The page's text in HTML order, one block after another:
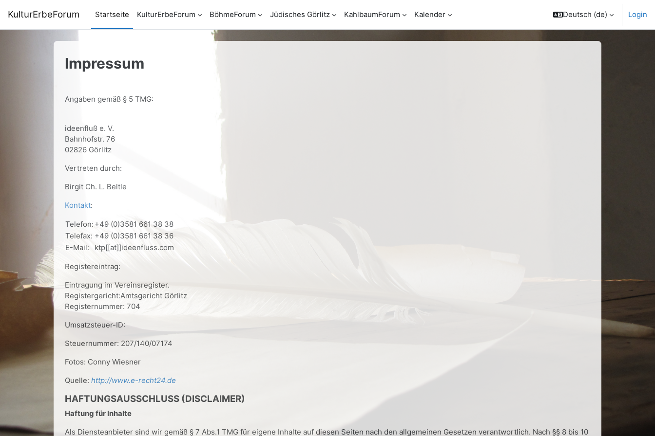
KulturErbeForum Startseite KulturErbeForum BöhmeForum Jüdisches Görlitz KahlbaumForum Kalender Deutsch ‎(de)‎ Login
Impressum
Angaben gemäß § 5 TMG:
ideenfluß e. V.
Bahnhofstr. 76
02826 Görlitz
Vertreten durch:
Birgit Ch. L. Beltle
Kontakt:
Telefon: +49 (0)3581 661 38 38
Telefax: +49 (0)3581 661 38 36
E-Mail:
ktp[[at]]ideenfluss.com
Registereintrag:
Eintragung im Vereinsregister.
Registergericht:Amtsgericht Görlitz
Registernummer: 704
Umsatzsteuer-ID:
Steuernummer: 207/140/07174
Fotos: Conny Wiesner
Quelle:http://www.e-recht24.de
HAFTUNGSAUSSCHLUSS (DISCLAIMER)
Haftung für Inhalte
Als Diensteanbieter sind wir gemäß § 7 Abs.1 TMG für eigene Inhalte auf diesen Seiten nach den allgemeinen Gesetzen verantwortlich. Nach §§ 8 bis 10